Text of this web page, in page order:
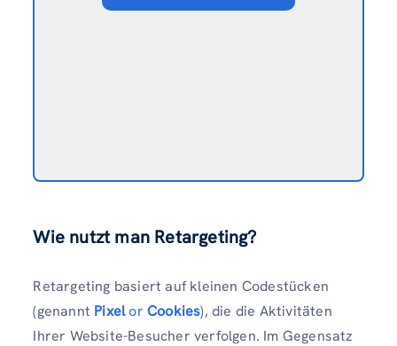
Wie nutzt man Retargeting?
Retargeting basiert auf kleinen Codestücken
(genannt PixelorCookies), die die Aktivitäten
Ihrer Website-Besucher verfolgen. Im Gegensatz